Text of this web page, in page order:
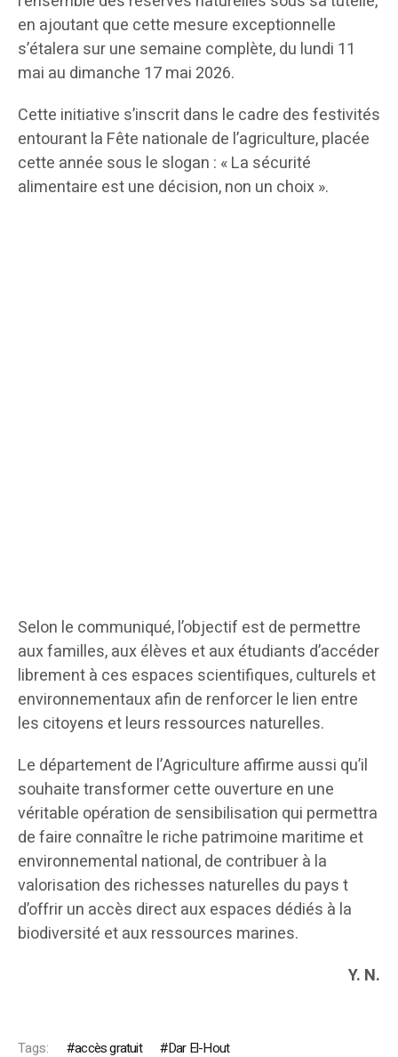
en ajoutant que cette mesure exceptionnelle
s’étalera sur une semaine complète, du lundi 11
mai au dimanche 17 mai 2026.
Cette initiative s’inscrit dans le cadre des festivités
entourant la Fête nationale de l’agriculture, placée
cette année sous le slogan : « La sécurité
alimentaire est une décision, non un choix ».
Selon le communiqué, l’objectif est de permettre
aux familles, aux élèves et aux étudiants d’accéder
librement à ces espaces scientifiques, culturels et
environnementaux afin de renforcer le lien entre
les citoyens et leurs ressources naturelles.
Le département de l’Agriculture affirme aussi qu’il
souhaite transformer cette ouverture en une
véritable opération de sensibilisation qui permettra
de faire connaître le riche patrimoine maritime et
environnemental national, de contribuer à la
valorisation des richesses naturelles du pays t
d’offrir un accès direct aux espaces dédiés à la
biodiversité et aux ressources marines.
Y. N.
Tags: accès gratuit Dar El-Hout